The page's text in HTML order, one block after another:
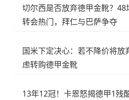
切尔西是否放弃德甲金靴？48
转会热门，拜仁与巴萨争夺
国米下定决心：若不降价将放
虑转购德甲金靴
13年12冠！卡恩怒揭德甲1残